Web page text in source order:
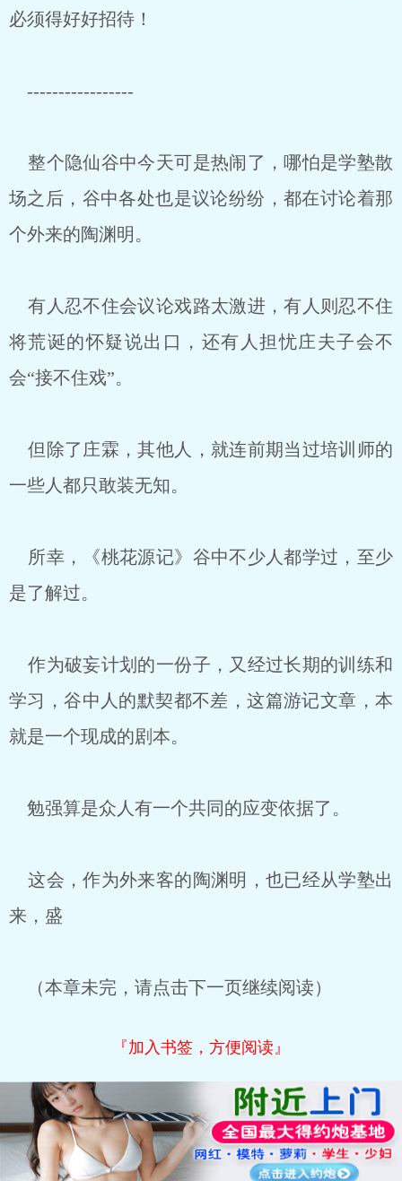
必须得好好招待！
-----------------
整个隐仙谷中今天可是热闹了，哪怕是学塾散
场之后，谷中各处也是议论纷纷，都在讨论着那
个外来的陶渊明。
有人忍不住会议论戏路太激进，有人则忍不住
将荒诞的怀疑说出口，还有人担忧庄夫子会不
会“接不住戏”。
但除了庄霖，其他人，就连前期当过培训师的
一些人都只敢装无知。
所幸，《桃花源记》谷中不少人都学过，至少
是了解过。
作为破妄计划的一份子，又经过长期的训练和
学习，谷中人的默契都不差，这篇游记文章，本
就是一个现成的剧本。
勉强算是众人有一个共同的应变依据了。
这会，作为外来客的陶渊明，也已经从学塾出
来，盛
（本章未完，请点击下一页继续阅读）
『加入书签，方便阅读』